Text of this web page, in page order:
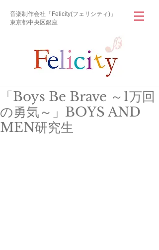
音楽制作会社「Felicity(フェリシティ)」
東京都中央区銀座
「Boys Be Brave ～1万回
の勇気～」BOYS AND
MEN研究生